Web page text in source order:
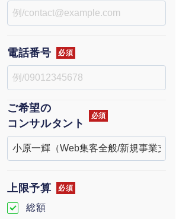
電話番号 必須
ご希望の
コンサルタント
必須
上限予算 必須
総額